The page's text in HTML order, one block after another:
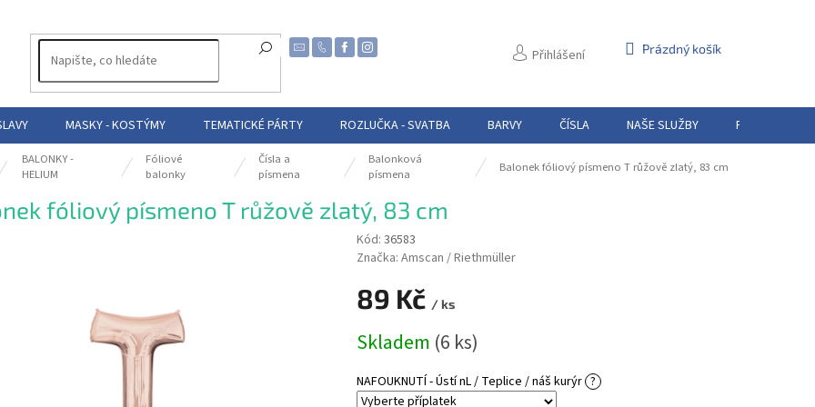
Přihlášení
NÁKUPNÍ
Prázdný košík
MASKY - KOSTÝMY TEMATICKÉ PÁRTY ROZLUČKA - SVATBA BARVY ČÍSLA NAŠE SLUŽBY PŮJČOVNA
BALONKY -
HELIUM
Fóliové
balonky
Čísla a
písmena
Balonková
písmena
Balonek fóliový písmeno T růžově zlatý, 83 cm
fóliový písmeno T růžově zlatý, 83 cm
Kód: 36583
Značka: Amscan / Riethmüller
89 Kč / ks
cena:
Skladem (6 ks)
NAFOUKNUTÍ - Ústí nL / Teplice / náš kurýr ?